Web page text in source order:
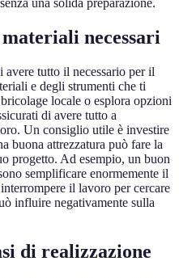
una solida preparazione.
necessari
avere tutto il necessario per il
e degli strumenti che ti
locale o esplora opzioni
di avere tutto a
Un consiglio utile è investire
buona attrezzatura può fare la
progetto. Ad esempio, un buon
semplificare enormemente il
il lavoro per cercare
influire negativamente sulla
di realizzazione